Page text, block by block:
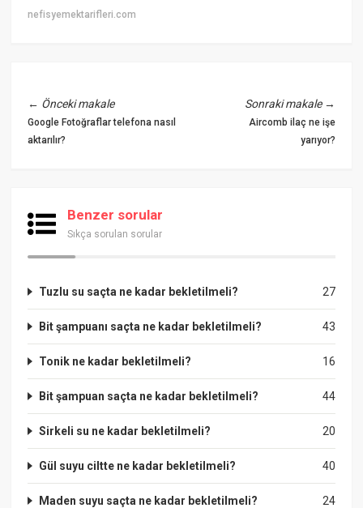
nefisyemektarifleri.com
← Önceki makale
Google Fotoğraflar telefona nasıl
aktarılır?
Sonraki makale→
Aircomb ilaç ne işe
yarıyor?
Benzer sorular
Sıkça sorulan sorular
27
Tuzlu su saçta ne kadar bekletilmeli?
43
Bit şampuanı saçta ne kadar bekletilmeli?
16
Tonik ne kadar bekletilmeli?
44
Bit şampuan saçta ne kadar bekletilmeli?
20
Sirkeli su ne kadar bekletilmeli?
40
Gül suyu ciltte ne kadar bekletilmeli?
24
Maden suyu saçta ne kadar bekletilmeli?